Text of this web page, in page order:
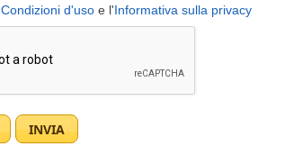
Condizioni d'uso e l'Informativa sulla privacy